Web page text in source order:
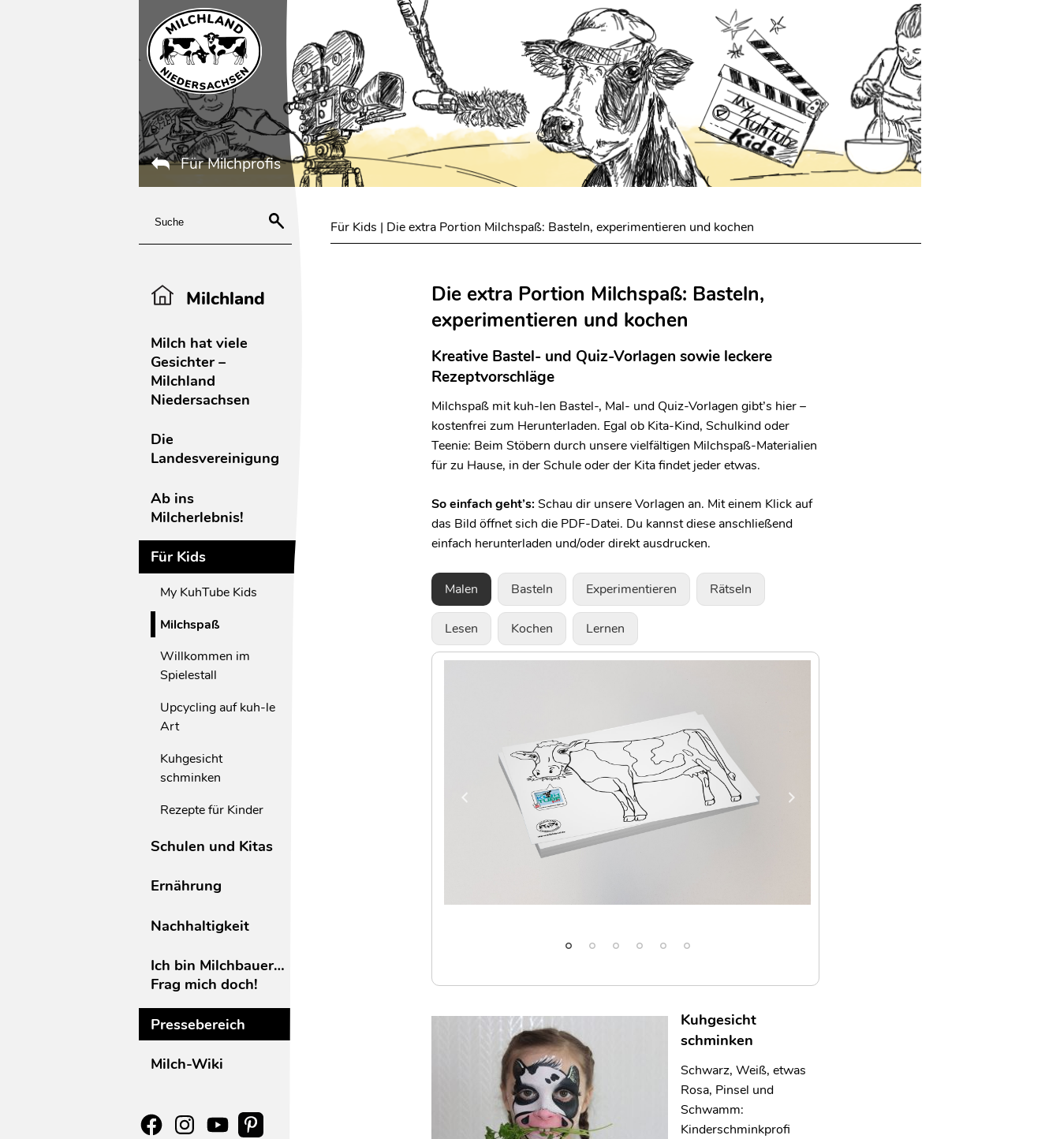
Für Milchprofis
Milchland
Milch hat viele
Gesichter –
Milchland
Niedersachsen
Die
Landesvereinigung
Ab ins
Milcherlebnis!
Für Kids
My KuhTube Kids
Milchspaß
Willkommen im
Spielestall
Upcycling auf kuh-le
Art
Kuhgesicht
schminken
Rezepte für Kinder
Schulen und Kitas
Ernährung
Nachhaltigkeit
Ich bin Milchbauer…
Frag mich doch!
Pressebereich
Milch-Wiki
Für Kids | Die extra Portion Milchspaß: Basteln, experimentieren und kochen
Die extra Portion Milchspaß: Basteln,
experimentieren und kochen
Kreative Bastel- und Quiz-Vorlagen sowie leckere
Rezeptvorschläge
Milchspaß mit kuh-len Bastel-, Mal- und Quiz-Vorlagen gibt’s hier –
kostenfrei zum Herunterladen. Egal ob Kita-Kind, Schulkind oder
Teenie: Beim Stöbern durch unsere vielfältigen Milchspaß-Materialien
für zu Hause, in der Schule oder der Kita findet jeder etwas.
So einfach geht’s: Schau dir unsere Vorlagen an. Mit einem Klick auf
das Bild öffnet sich die PDF-Datei. Du kannst diese anschließend
einfach herunterladen und/oder direkt ausdrucken.
Malen Basteln Experimentieren Rätseln
Lesen Kochen Lernen
Kuhgesicht
schminken
Schwarz, Weiß, etwas
Rosa, Pinsel und
Schwamm:
Kinderschminkprofi